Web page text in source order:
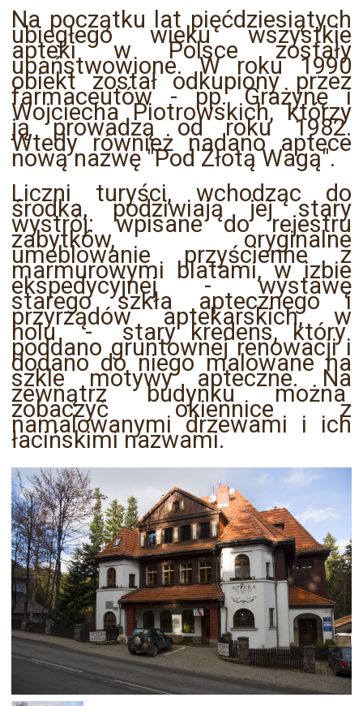
Na początku lat pięćdziesiątych
ubiegłego wieku wszystkie
apteki w Polsce zostały
upaństwowione. W roku 1990
obiekt został odkupiony przez
farmaceutów - pp. Grażynę i
Wojciecha Piotrowskich, którzy
ją prowadzą od roku 1982.
Wtedy również nadano aptece
nową nazwę "Pod Złotą Wagą".
Liczni turyści, wchodząc do
środka, podziwiają jej stary
wystrój: wpisane do rejestru
zabytków, oryginalne
umeblowanie przyścienne z
marmurowymi blatami, w izbie
ekspedycyjnej - wystawę
starego szkła aptecznego i
przyrządów aptekarskich, w
holu - stary kredens, który
poddano gruntownej renowacji i
dodano do niego malowane na
szkle motywy apteczne. Na
zewnątrz budynku można
zobaczyć okiennice z
namalowanymi drzewami i ich
łacińskimi nazwami.